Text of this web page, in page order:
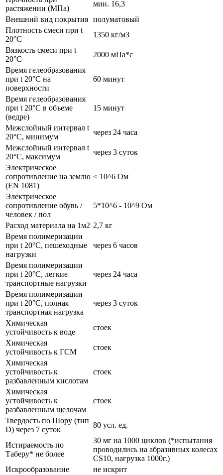
растяжении (МПа)
мин. 16,3
Внешний вид покрытия полуматовый
Плотность смеси при t
20°C
1350 кг/м3
Вязкость смеси при t
20°С
2000 мПа*с
Время гелеобразования
при t 20°C на
поверхности
60 минут
Время гелеобразования
при t 20°C в объеме
(ведре)
15 минут
Межслойный интервал t
20°С, минимум
через 24 часа
Межслойный интервал t
20°С, максимум
через 3 суток
Электрическое
сопротивление на землю
(EN 1081)
< 10^6 Ом
Электрическое
сопротивление обувь /
человек / пол
5*10^6 - 10^9 Ом
Расход материала на 1м2 2,7 кг
Время полимеризации
при t 20°C, пешеходные
нагрузки
через 6 часов
Время полимеризации
при t 20°C, легкие
транспортные нагрузки
через 24 часа
Время полимеризации
при t 20°C, полная
транспортная нагрузка
через 3 суток
Химическая
устойчивость к воде
стоек
Химическая
устойчивость к ГСМ
стоек
Химическая
устойчивость к
разбавленным кислотам
стоек
Химическая
устойчивость к
разбавленным щелочам
стоек
Твердость по Шору (тип
D) через 7 суток
80 усл. ед.
Истираемость по
Таберу* не более
30 мг на 1000 циклов (*испытания
проводились на абразивных колесах
CS10, нагрузка 1000г.)
Искрообразование
не искрит